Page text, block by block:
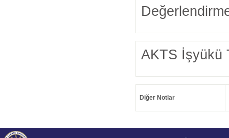
AKTS İşyükü
Diğer Notlar